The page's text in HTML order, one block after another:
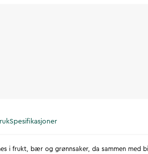
Spesifikasjoner
i frukt, bær og grønnsaker, da sammen med